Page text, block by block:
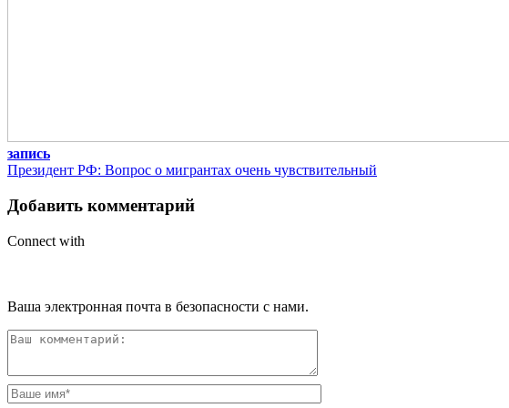
запись
Президент РФ: Вопрос о мигрантах очень чувствительный
Добавить комментарий
Connect with
Ваша электронная почта в безопасности с нами.